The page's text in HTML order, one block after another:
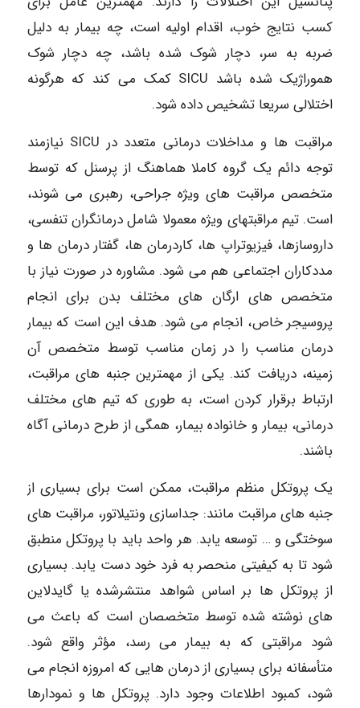
کسب نتایج خوب، اقدام اولیه است، چه بیمار به دلیل
ضربه به سر، دچار شوک شده باشد، چه دچار شوک
هموراژیک شده باشد SICU کمک می کند که هرگونه
اختلالی سریعا تشخیص داده شود.
مراقبت ها و مداخلات درمانی متعدد در SICU نیازمند
توجه دائم یک گروه کاملا هماهنگ از پرسنل که توسط
متخصص مراقبت های ویژه جراحی، رهبری می شوند،
است. تیم مراقبتهای ویژه معمولا شامل درمانگران تنفسی،
داروسازها، فیزیوتراپ ها، کاردرمان ها، گفتار درمان ها و
مددکاران اجتماعی هم می شود. مشاوره در صورت نیاز با
متخصص های ارگان های مختلف بدن برای انجام
پروسیجر خاص، انجام می شود. هدف این است که بیمار
درمان مناسب را در زمان مناسب توسط متخصص آن
زمینه، دریافت کند. یکی از مهمترین جنبه های مراقبت،
ارتباط برقرار کردن است، به طوری که تیم های مختلف
درمانی، بیمار و خانواده بیمار، همگی از طرح درمانی آگاه
باشند.
یک پروتکل منظم مراقبت، ممکن است برای بسیاری از
جنبه های مراقبت مانند: جداسازی ونتیلاتور، مراقبت های
سوختگی و … توسعه یابد. هر واحد باید با پروتکل منطبق
شود تا به کیفیتی منحصر به فرد خود دست یابد. بسیاری
از پروتکل ها بر اساس شواهد منتشرشده یا گایدلاین
های نوشته شده توسط متخصصان است که باعث می
شود مراقبتی که به بیمار می رسد، مؤثر واقع شود.
متأسفانه برای بسیاری از درمان هایی که امروزه انجام می
شود، کمبود اطلاعات وجود دارد. پروتکل ها و نمودارها